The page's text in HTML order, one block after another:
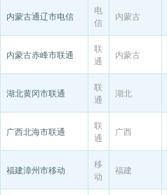
内蒙古通辽市电信
电
信
内蒙古
内蒙古赤峰市联通
联
通
内蒙古
湖北黄冈市联通
联
通
湖北
广西北海市联通
联
通
广西
福建漳州市移动
移
动
福建